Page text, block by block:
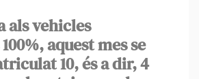
als vehicles
aquest mes se
10, és a dir, 4